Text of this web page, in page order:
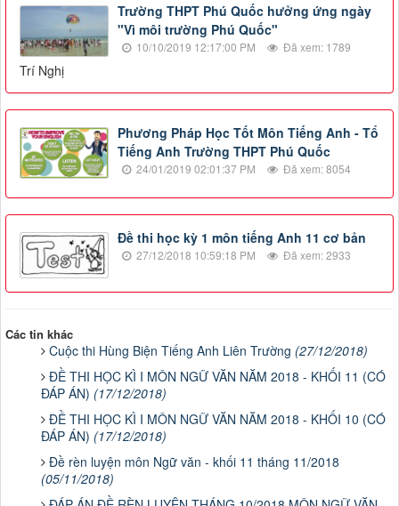
Trường THPT Phú Quốc hưởng ứng ngày
"Vì môi trường Phú Quốc"
10/10/2019 12:17:00 PM Đã xem: 1789
Trí Nghị
Phương Pháp Học Tốt Môn Tiếng Anh - Tổ
Tiếng Anh Trường THPT Phú Quốc
24/01/2019 02:01:37 PM Đã xem: 8054
Đề thi học kỳ 1 môn tiếng Anh 11 cơ bản
27/12/2018 10:59:18 PM Đã xem: 2933
Các tin khác
Cuộc thi Hùng Biện Tiếng Anh Liên Trường (27/12/2018)
ĐỀ THI HỌC KÌ I MÔN NGỮ VĂN NĂM 2018 - KHỐI 11 (CÓ
ĐÁP ÁN) (17/12/2018)
ĐỀ THI HỌC KÌ I MÔN NGỮ VĂN NĂM 2018 - KHỐI 10 (CÓ
ĐÁP ÁN) (17/12/2018)
Đề rèn luyện môn Ngữ văn - khối 11 tháng 11/2018
(05/11/2018)